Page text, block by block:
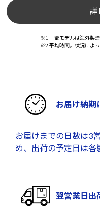
詳
※1 一部モデルは海外製造
※2 平均時間。状況によ
お届け納期
お届けまでの日数は3
め、出荷の予定日は各
翌営業日出